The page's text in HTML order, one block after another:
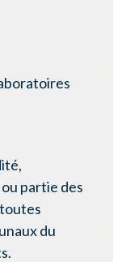
partie des
du